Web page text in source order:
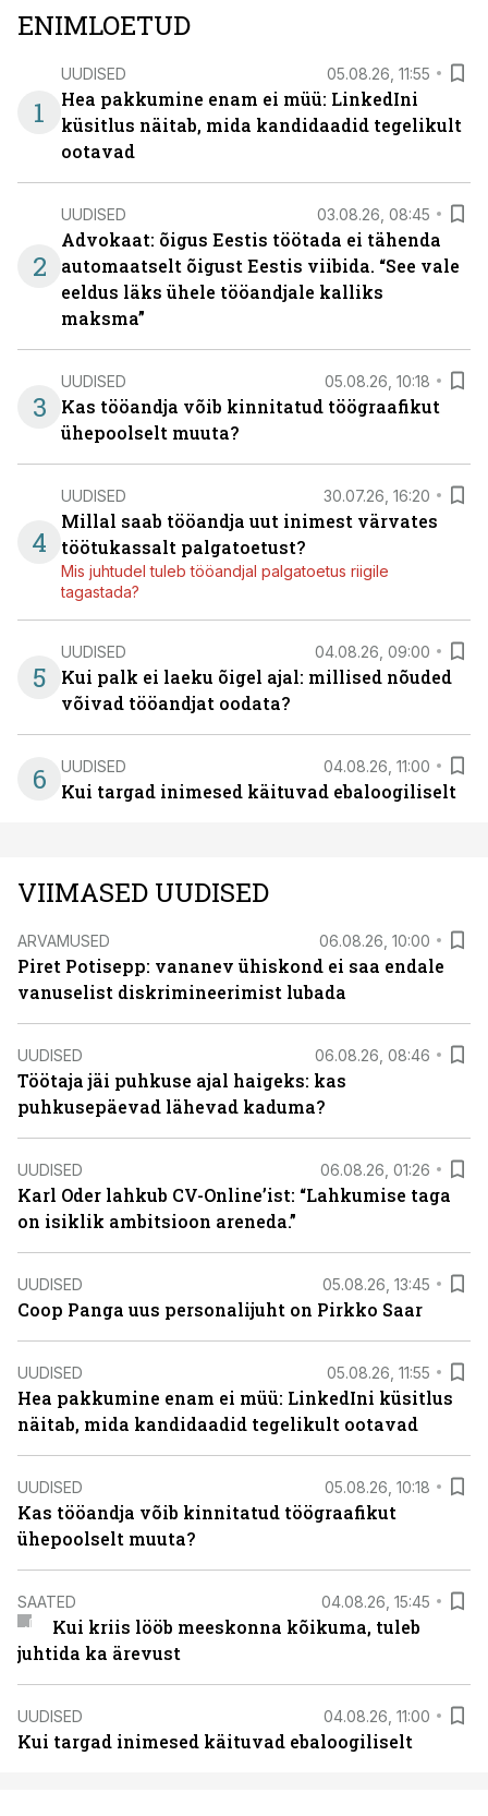
ENIMLOETUD
1
UUDISED 05.08.26, 11:55
Hea pakkumine enam ei müü: LinkedIni
küsitlus näitab, mida kandidaadid tegelikult
ootavad
2
UUDISED 03.08.26, 08:45
Advokaat: õigus Eestis töötada ei tähenda
automaatselt õigust Eestis viibida. “See vale
eeldus läks ühele tööandjale kalliks
maksma”
3
UUDISED 05.08.26, 10:18
Kas tööandja võib kinnitatud töögraafikut
ühepoolselt muuta?
4
UUDISED 30.07.26, 16:20
Millal saab tööandja uut inimest värvates
töötukassalt palgatoetust?
Mis juhtudel tuleb tööandjal palgatoetus riigile
tagastada?
5
UUDISED 04.08.26, 09:00
Kui palk ei laeku õigel ajal: millised nõuded
võivad tööandjat oodata?
6 UUDISED 04.08.26, 11:00
Kui targad inimesed käituvad ebaloogiliselt
VIIMASED UUDISED
ARVAMUSED 06.08.26, 10:00
Piret Potisepp: vananev ühiskond ei saa endale
vanuselist diskrimineerimist lubada
UUDISED 06.08.26, 08:46
Töötaja jäi puhkuse ajal haigeks: kas
puhkusepäevad lähevad kaduma?
UUDISED 06.08.26, 01:26
Karl Oder lahkub CV-Online’ist: “Lahkumise taga
on isiklik ambitsioon areneda.”
UUDISED 05.08.26, 13:45
Coop Panga uus personalijuht on Pirkko Saar
UUDISED 05.08.26, 11:55
Hea pakkumine enam ei müü: LinkedIni küsitlus
näitab, mida kandidaadid tegelikult ootavad
UUDISED 05.08.26, 10:18
Kas tööandja võib kinnitatud töögraafikut
ühepoolselt muuta?
SAATED 04.08.26, 15:45
Kui kriis lööb meeskonna kõikuma, tuleb
juhtida ka ärevust
UUDISED 04.08.26, 11:00
Kui targad inimesed käituvad ebaloogiliselt